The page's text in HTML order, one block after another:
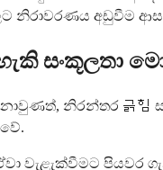
නිරාවරණය අඩුවීම
සංකූලතා
නිරන්තර 긁힘
වැළැක්වීමට පියවර